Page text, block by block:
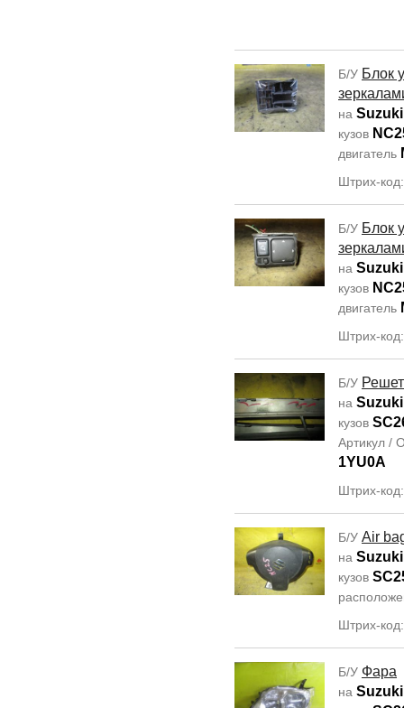
Б/У Блок
на
кузов
двигатель
Штрих-
Б/У Блок
на
кузов
двигатель
Штрих-
Б/У
на
кузов
Артикул /
1YU0A
Штрих-
Б/У Air
на
кузов
Штрих-
Б/У Фара
на